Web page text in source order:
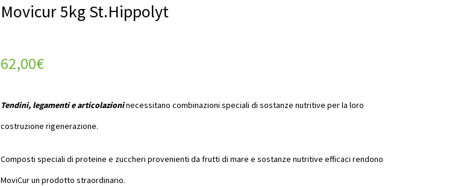
Movicur 5kg St.Hippolyt
62,00€
Tendini, legamenti e articolazioninecessitano combinazioni speciali di sostanze nutritive per la loro
costruzione rigenerazione.
Composti speciali di proteine e zuccheri provenienti da frutti di mare e sostanze nutritive efficaci rendono
MoviCur un prodotto straordinario.